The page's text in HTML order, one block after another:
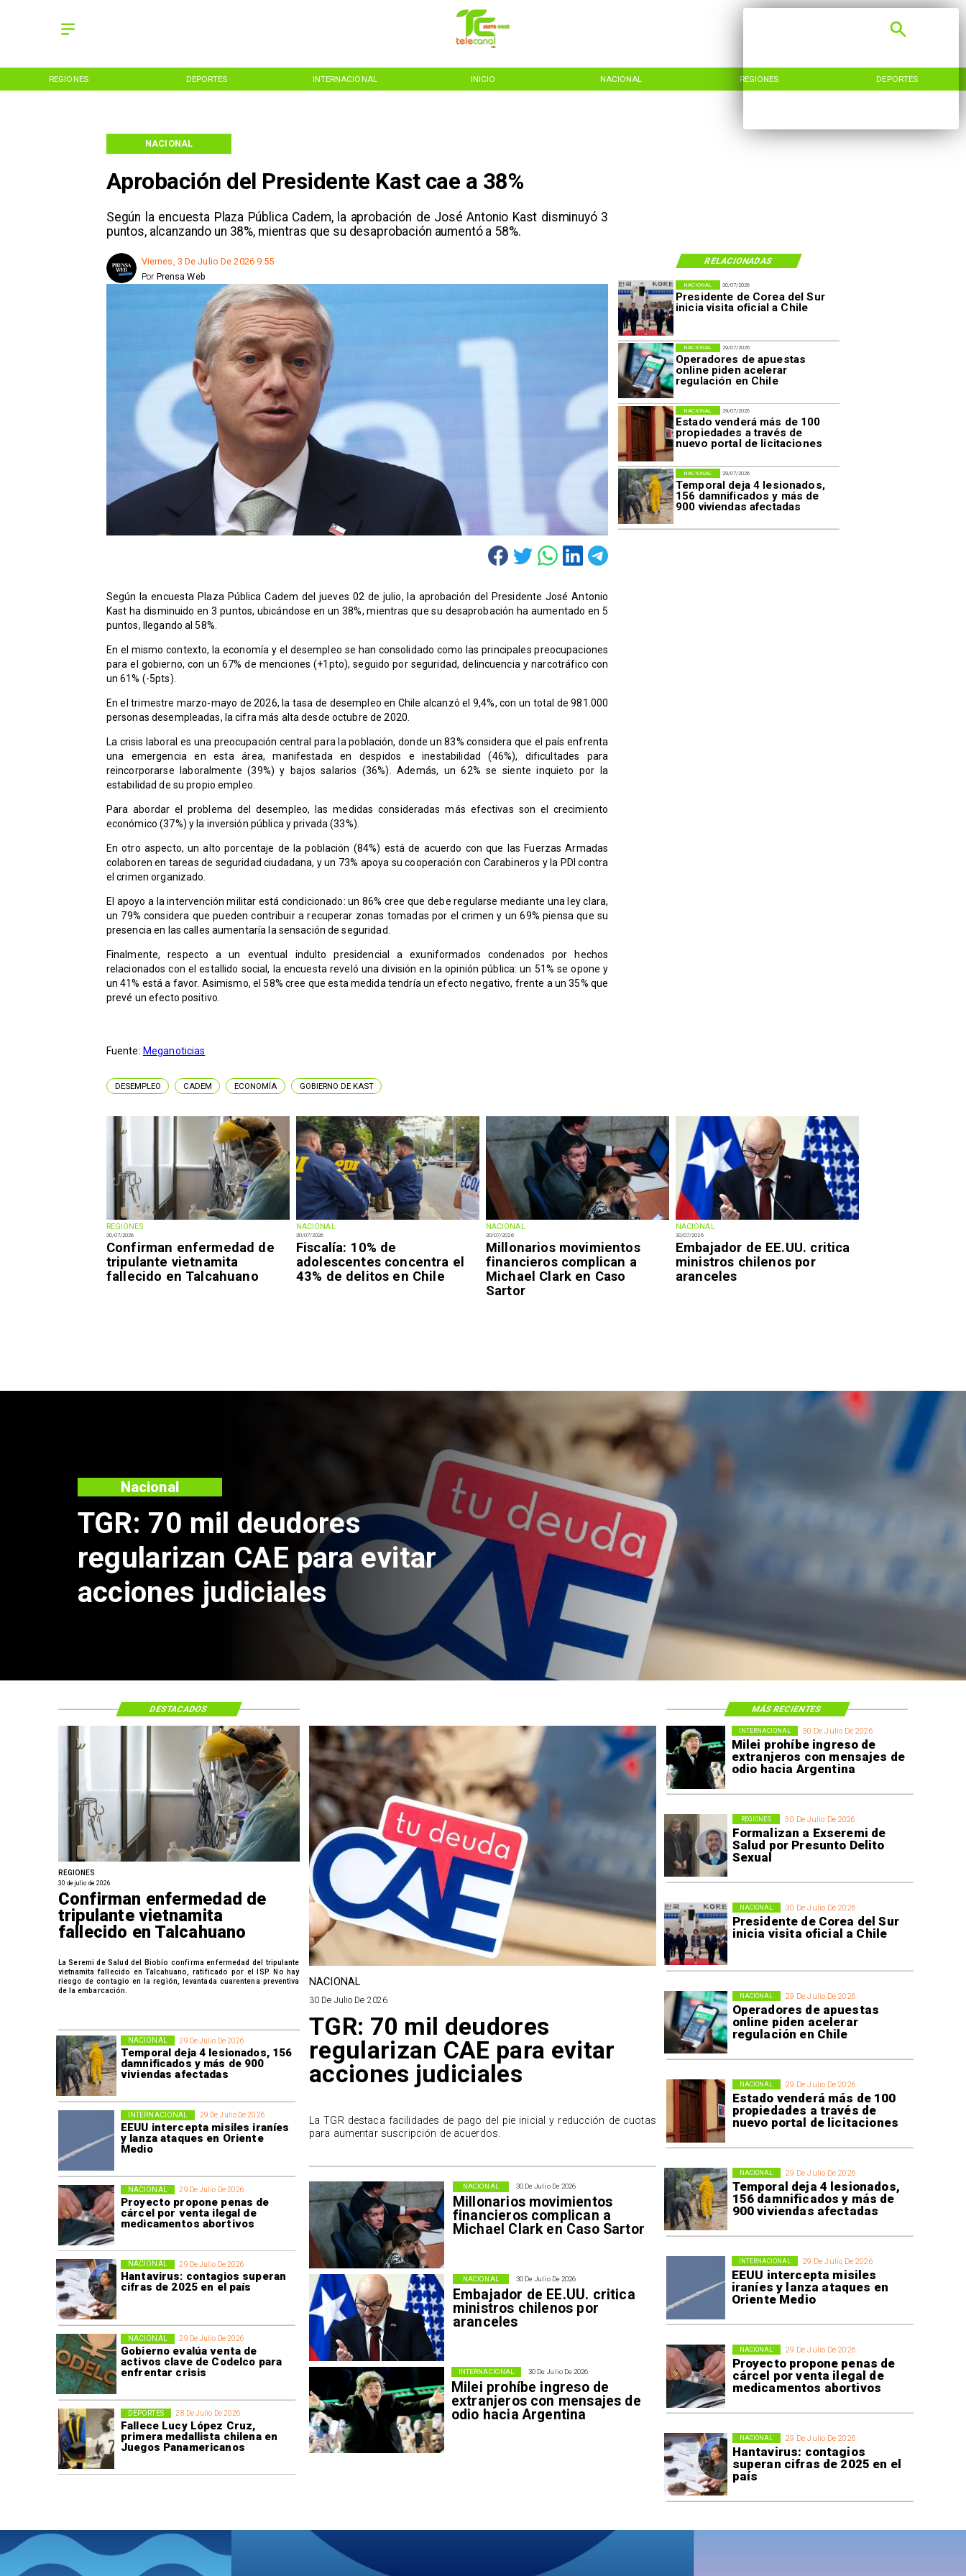
REGIONES DEPORTES INTERNACIONAL INICIO NACIONAL REGIONES DEPORTES
Aprobación del Presidente Kast cae a 38%
Según la encuesta Plaza Pública Cadem, la aprobación de José Antonio Kast disminuyó 3
puntos, alcanzando un 38%, mientras que su desaprobación aumentó a 58%.
NACIONAL
RELACIONADAS
Viernes, 3 De Julio De 2026 9:55
Prensa Web
Por
REGIONES
30/07/2026
Confirman enfermedad de
tripulante vietnamita
fallecido en Talcahuano
NACIONAL
30/07/2026
Fiscalía: 10% de
adolescentes concentra el
43% de delitos en Chile
NACIONAL
30/07/2026
Millonarios movimientos
financieros complican a
Michael Clark en Caso
Sartor
NACIONAL
30/07/2026
Embajador de EE.UU. critica
ministros chilenos por
aranceles
30/07/2026
Presidente de Corea del Sur
inicia visita oficial a Chile
NACIONAL
29/07/2026
Operadores de apuestas
online piden acelerar
regulación en Chile
NACIONAL
29/07/2026
Estado venderá más de 100
propiedades a través de
nuevo portal de licitaciones
NACIONAL
29/07/2026
Temporal deja 4 lesionados,
156 damnificados y más de
900 viviendas afectadas
NACIONAL
Según la encuesta Plaza Pública Cadem del jueves 02 de julio, la aprobación del Presidente José Antonio
Kast ha disminuido en 3 puntos, ubicándose en un 38%, mientras que su desaprobación ha aumentado en 5
puntos, llegando al 58%.
En el mismo contexto, la economía y el desempleo se han consolidado como las principales preocupaciones
para el gobierno, con un 67% de menciones (+1pto), seguido por seguridad, delincuencia y narcotráfico con
un 61% (-5pts).
En el trimestre marzo-mayo de 2026, la tasa de desempleo en Chile alcanzó el 9,4%, con un total de 981.000
personas desempleadas, la cifra más alta desde octubre de 2020.
La crisis laboral es una preocupación central para la población, donde un 83% considera que el país enfrenta
una emergencia en esta área, manifestada en despidos e inestabilidad (46%), dificultades para
reincorporarse laboralmente (39%) y bajos salarios (36%). Además, un 62% se siente inquieto por la
estabilidad de su propio empleo.
Para abordar el problema del desempleo, las medidas consideradas más efectivas son el crecimiento
económico (37%) y la inversión pública y privada (33%).
En otro aspecto, un alto porcentaje de la población (84%) está de acuerdo con que las Fuerzas Armadas
colaboren en tareas de seguridad ciudadana, y un 73% apoya su cooperación con Carabineros y la PDI contra
el crimen organizado.
El apoyo a la intervención militar está condicionado: un 86% cree que debe regularse mediante una ley clara,
un 79% considera que pueden contribuir a recuperar zonas tomadas por el crimen y un 69% piensa que su
presencia en las calles aumentaría la sensación de seguridad.
Finalmente, respecto a un eventual indulto presidencial a exuniformados condenados por hechos
relacionados con el estallido social, la encuesta reveló una división en la opinión pública: un 51% se opone y
un 41% está a favor. Asimismo, el 58% cree que esta medida tendría un efecto negativo, frente a un 35% que
prevé un efecto positivo.
Fuente: Meganoticias
DESEMPLEO CADEM ECONOMÍA GOBIERNO DE KAST
Confirman enfermedad de
tripulante vietnamita fallecido
en Talcahuano
Regiones
30 De Julio De 2026
Milei prohíbe ingreso de
extranjeros con mensajes de
odio hacia Argentina
INTERNACIONAL
30 De Julio De 2026
Formalizan a Exseremi de
Salud por Presunto Delito
Sexual
REGIONES
30 De Julio De 2026
Presidente de Corea del Sur
inicia visita oficial a Chile
NACIONAL
29 De Julio De 2026
Operadores de apuestas
online piden acelerar
regulación en Chile
NACIONAL
29 De Julio De 2026
Estado venderá más de 100
propiedades a través de
nuevo portal de licitaciones
NACIONAL
29 De Julio De 2026
Temporal deja 4 lesionados,
156 damnificados y más de
900 viviendas afectadas
NACIONAL
29 De Julio De 2026
EEUU intercepta misiles
iraníes y lanza ataques en
Oriente Medio
INTERNACIONAL
29 De Julio De 2026
Proyecto propone penas de
cárcel por venta ilegal de
medicamentos abortivos
NACIONAL
29 De Julio De 2026
Hantavirus: contagios
superan cifras de 2025 en el
país
NACIONAL
29 De Julio De 2026
Temporal deja 4 lesionados, 156
damnificados y más de 900
viviendas afectadas
NACIONAL
29 De Julio De 2026
EEUU intercepta misiles iraníes
y lanza ataques en Oriente
Medio
INTERNACIONAL
29 De Julio De 2026
Proyecto propone penas de
cárcel por venta ilegal de
medicamentos abortivos
NACIONAL
29 De Julio De 2026
Hantavirus: contagios superan
cifras de 2025 en el país
NACIONAL
29 De Julio De 2026
Gobierno evalúa venta de
activos clave de Codelco para
enfrentar crisis
NACIONAL
28 De Julio De 2026
Fallece Lucy López Cruz,
primera medallista chilena en
Juegos Panamericanos
DEPORTES
30 De Julio De 2026
Millonarios movimientos
financieros complican a
Michael Clark en Caso Sartor
NACIONAL
30 De Julio De 2026
Embajador de EE.UU. critica
ministros chilenos por
aranceles
NACIONAL
30 De Julio De 2026
Milei prohíbe ingreso de
extranjeros con mensajes de
odio hacia Argentina
INTERNACIONAL
REGIONES
30 de julio de 2026
Confirman enfermedad de
tripulante vietnamita
fallecido en Talcahuano
La Seremi de Salud del Biobío confirma enfermedad del tripulante
vietnamita fallecido en Talcahuano, ratificado por el ISP. No hay
riesgo de contagio en la región, levantada cuarentena preventiva
de la embarcación.
NACIONAL
30 De Julio De 2026
TGR: 70 mil deudores
regularizan CAE para evitar
acciones judiciales
La TGR destaca facilidades de pago del pie inicial y reducción de cuotas
para aumentar suscripción de acuerdos.
DESTACADOS MÁS RECIENTES